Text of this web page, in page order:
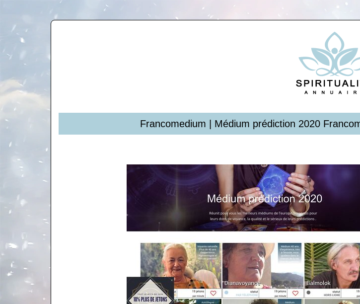
Fran­come­dium | Médium prédiction 2020